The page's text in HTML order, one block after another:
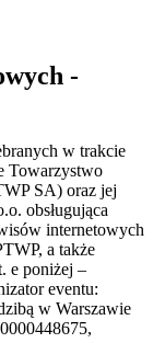
-
w trakcie
Towarzystwo
SA) oraz jej
obsługująca
internetowych
a także
e poniżej –
eventu:
w Warszawie